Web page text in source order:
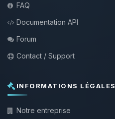
FAQ
Documentation API
Forum
Contact / Support
INFORMATIONS LÉGALES
Notre entreprise